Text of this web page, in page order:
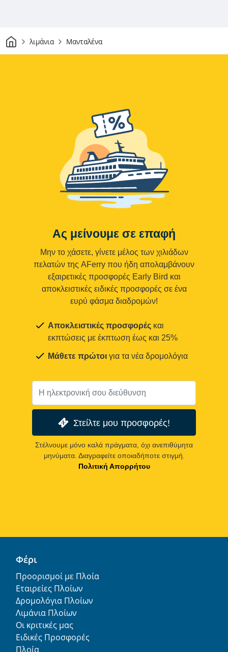
Σπίτιλιμάνια Μανταλένα
Ας μείνουμε σε επαφή
Μην το χάσετε, γίνετε μέλος των χιλιάδων
πελατών της AFerry που ήδη απολαμβάνουν
εξαιρετικές προσφορές Early Bird και
αποκλειστικές ειδικές προσφορές σε ένα
ευρύ φάσμα διαδρομών!
Αποκλειστικές προσφορές και
εκπτώσεις με έκπτωση έως και 25%
Μάθετε πρώτοι για τα νέα δρομολόγια
Στείλτε μου προσφορές!
Στέλνουμε μόνο καλά πράγματα, όχι ανεπιθύμητα
μηνύματα. Διαγραφείτε οποιαδήποτε στιγμή.
Πολιτική Απορρήτου
Φέρι
Προορισμοί με Πλοία
Εταιρείες Πλοίων
Δρομολόγια Πλοίων
Λιμάνια Πλοίων
Οι κριτικές μας
Ειδικές Προσφορές
Πλοία